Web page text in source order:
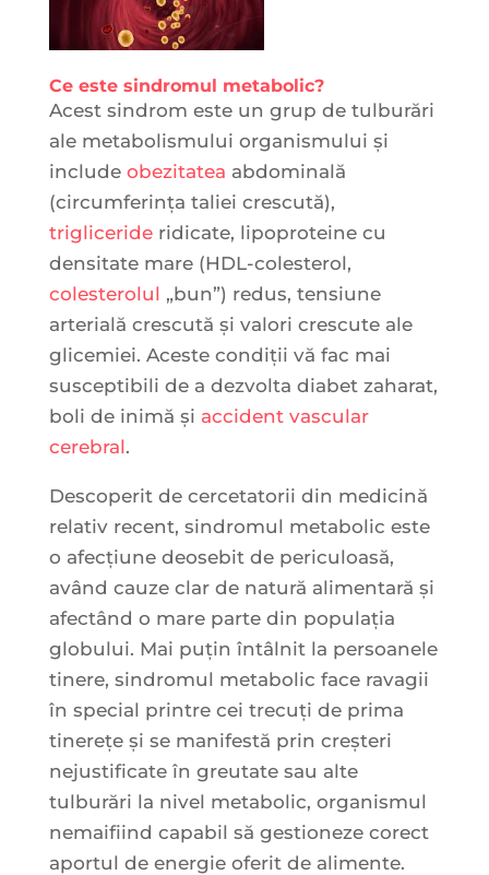
Ce este sindromul metabolic?
Acest sindrom este un grup de tulburări
ale metabolismului organismului și
include obezitatea abdominală
(circumferința taliei crescută),
triglicerideridicate, lipoproteine cu
densitate mare (HDL-colesterol,
colesterolul „bun”) redus, tensiune
arterială crescută și valori crescute ale
glicemiei. Aceste condiții vă fac mai
susceptibili de a dezvolta diabet zaharat,
boli de inimă și accident vascular
cerebral.
Descoperit de cercetatorii din medicină
relativ recent, sindromul metabolic este
o afecțiune deosebit de periculoasă,
având cauze clar de natură alimentară și
afectând o mare parte din populația
globului. Mai puțin întâlnit la persoanele
tinere, sindromul metabolic face ravagii
în special printre cei trecuți de prima
tinerețe și se manifestă prin creșteri
nejustificate în greutate sau alte
tulburări la nivel metabolic, organismul
nemaifiind capabil să gestioneze corect
aportul de energie oferit de alimente.